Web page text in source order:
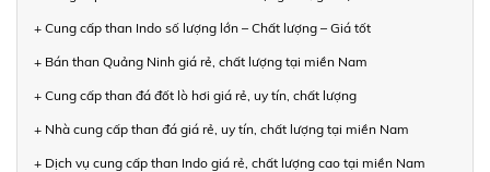
+ Cung cấp than Indo số lượng lớn – Chất lượng – Giá tốt
+ Bán than Quảng Ninh giá rẻ, chất lượng tại miền Nam
+ Cung cấp than đá đốt lò hơi giá rẻ, uy tín, chất lượng
+ Nhà cung cấp than đá giá rẻ, uy tín, chất lượng tại miền Nam
+ Dịch vụ cung cấp than Indo giá rẻ, chất lượng cao tại miền Nam